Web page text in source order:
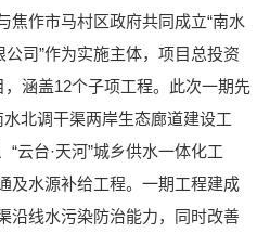
焦作市马村区政府共同成立“南水
司”作为实施主体，项目总投资
涵盖12个子项工程。此次一期先
北调干渠两岸生态廊道建设工
云台·天河”城乡供水一体化工
及水源补给工程。一期工程建成
沿线水污染防治能力，同时改善